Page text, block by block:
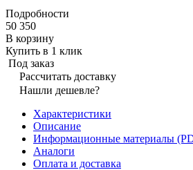
Подробности
50 350
В корзину
Купить в 1 клик
Под заказ
Рассчитать доставку
Нашли дешевле?
Характеристики
Описание
Информационные материалы
Аналоги
Оплата и доставка